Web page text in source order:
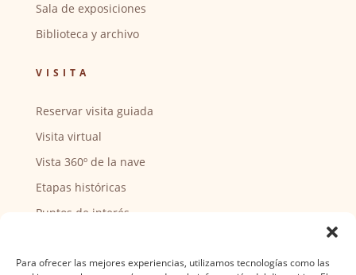
Para ofrecer las mejores experiencias, utilizamos tecnologías como las
Sala de exposiciones
Biblioteca y archivo
VISITA
Reservar visita guiada
Visita virtual
Vista 360º de la nave
Etapas históricas
Puntos de interés